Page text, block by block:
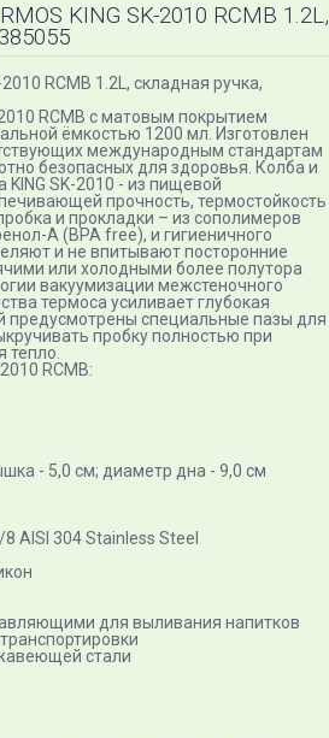
KING SK-2010 RCMB 1.2L,
RCMB 1.2L, складная ручка,
RCMB с матовым покрытием
ёмкостью 1200 мл. Изготовлен
международным стандартам
безопасных для здоровья. Колба и
SK-2010 - из пищевой
прочность, термостойкость
и прокладки – из сополимеров
А (BPA free), и гигиеничного
и не впитывают посторонние
или холодными более полутора
вакуумизации межстеночного
термоса усиливает глубокая
предусмотрены специальные пазы для
пробку полностью при
тепло.
RCMB:
- 5,0 см; диаметр дна - 9,0 см
AISI 304 Stainless Steel
для выливания напитков
стали